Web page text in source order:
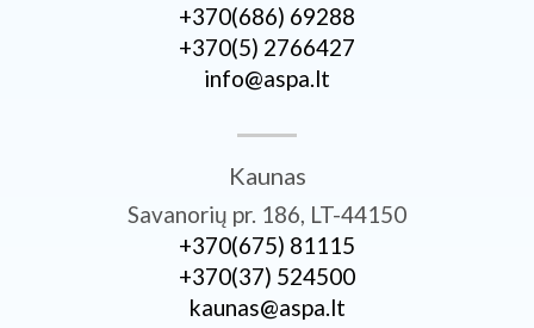
+370­(686) 69288
+370­(5) 2766427
info@aspa.lt
Kaunas
Savanorių pr. 186, LT-44150
+370­(675) 81115
+370­(37) 524500
kaunas@aspa.lt